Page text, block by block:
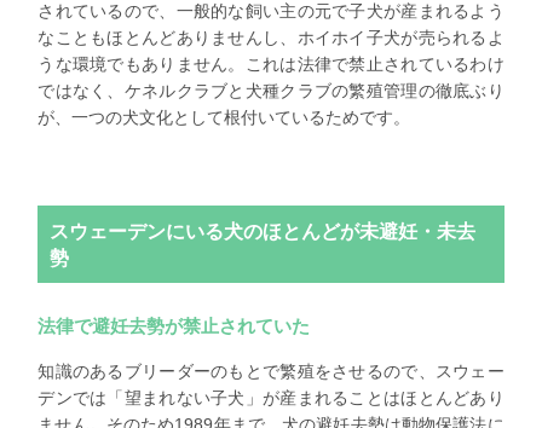
されているので、一般的な飼い主の元で子犬が産まれるよう
なこともほとんどありませんし、ホイホイ子犬が売られるよ
うな環境でもありません。これは法律で禁止されているわけ
ではなく、ケネルクラブと犬種クラブの繁殖管理の徹底ぶり
が、一つの犬文化として根付いているためです。
スウェーデンにいる犬のほとんどが未避妊・未去
勢
法律で避妊去勢が禁止されていた
知識のあるブリーダーのもとで繁殖をさせるので、スウェー
デンでは「望まれない子犬」が産まれることはほとんどあり